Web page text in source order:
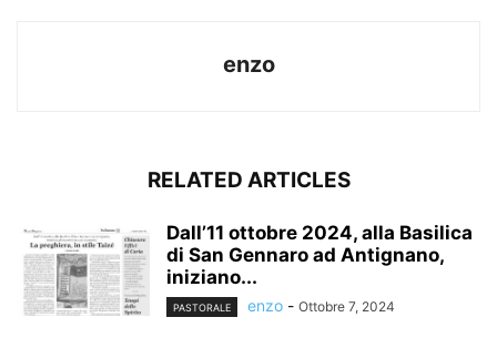
enzo
RELATED ARTICLES
Dall’11 ottobre 2024, alla Basilica
di San Gennaro ad Antignano,
iniziano...
PASTORALE enzo - Ottobre 7, 2024